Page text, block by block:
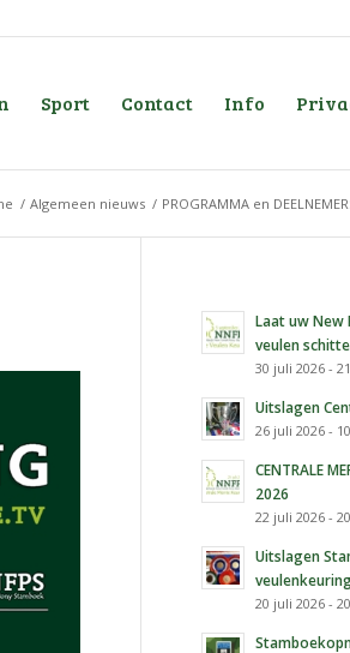
Sport Contact Info
/ Algemeen nieuws / PROGRAMMA en
Laat uw New
veulen
30 juli 2026 -
Uitslagen
26 juli 2026 -
CENTRALE
2026
22 juli 2026 -
Uitslagen
20 juli 2026 -